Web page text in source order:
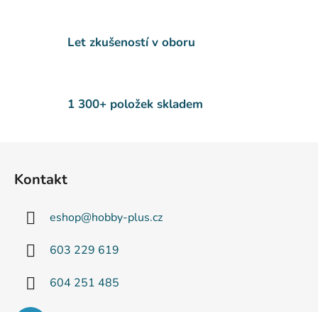
ý
u
Let zkušeností v oboru
1 300+ položek skladem
Kontakt
eshop@hobby-plus.cz
603 229 619
604 251 485